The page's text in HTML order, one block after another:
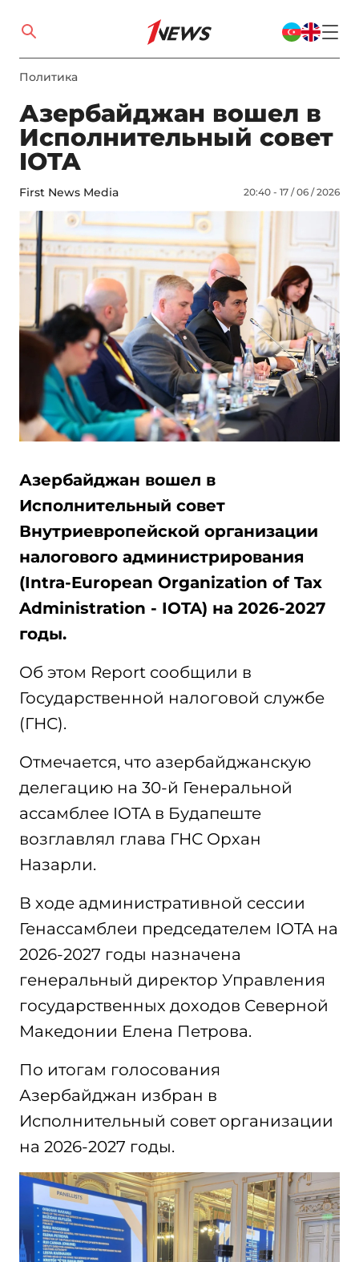
Политика
Азербайджан вошел в
Исполнительный совет
IOTA
First News Media 20:40 - 17 / 06 / 2026
Азербайджан вошел в
Исполнительный совет
Внутриевропейской организации
налогового администрирования
(Intra-European Organization of Tax
Administration - IOTA) на 2026-2027
годы.
Об этом Report сообщили в
Государственной налоговой службе
(ГНС).
Отмечается, что азербайджанскую
делегацию на 30-й Генеральной
ассамблее IOTA в Будапеште
возглавлял глава ГНС Орхан
Назарли.
В ходе административной сессии
Генассамблеи председателем IOTA на
2026-2027 годы назначена
генеральный директор Управления
государственных доходов Северной
Македонии Елена Петрова.
По итогам голосования
Азербайджан избран в
Исполнительный совет организации
на 2026-2027 годы.